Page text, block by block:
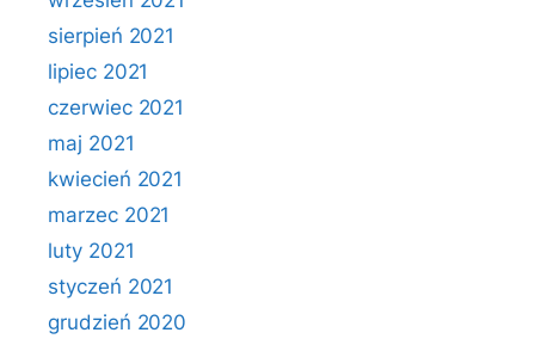
sierpień 2021
lipiec 2021
czerwiec 2021
maj 2021
kwiecień 2021
marzec 2021
luty 2021
styczeń 2021
grudzień 2020